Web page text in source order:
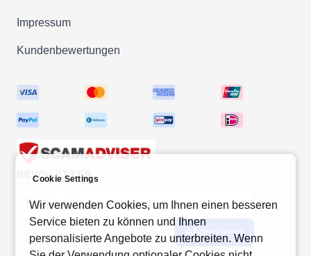
Impressum
Kundenbewertungen
NEWSLETTER
Abonnieren
Cookie Settings
Wir verwenden Cookies, um Ihnen einen besseren
Service bieten zu können und Ihnen
personalisierte Angebote zu unterbreiten. Wenn